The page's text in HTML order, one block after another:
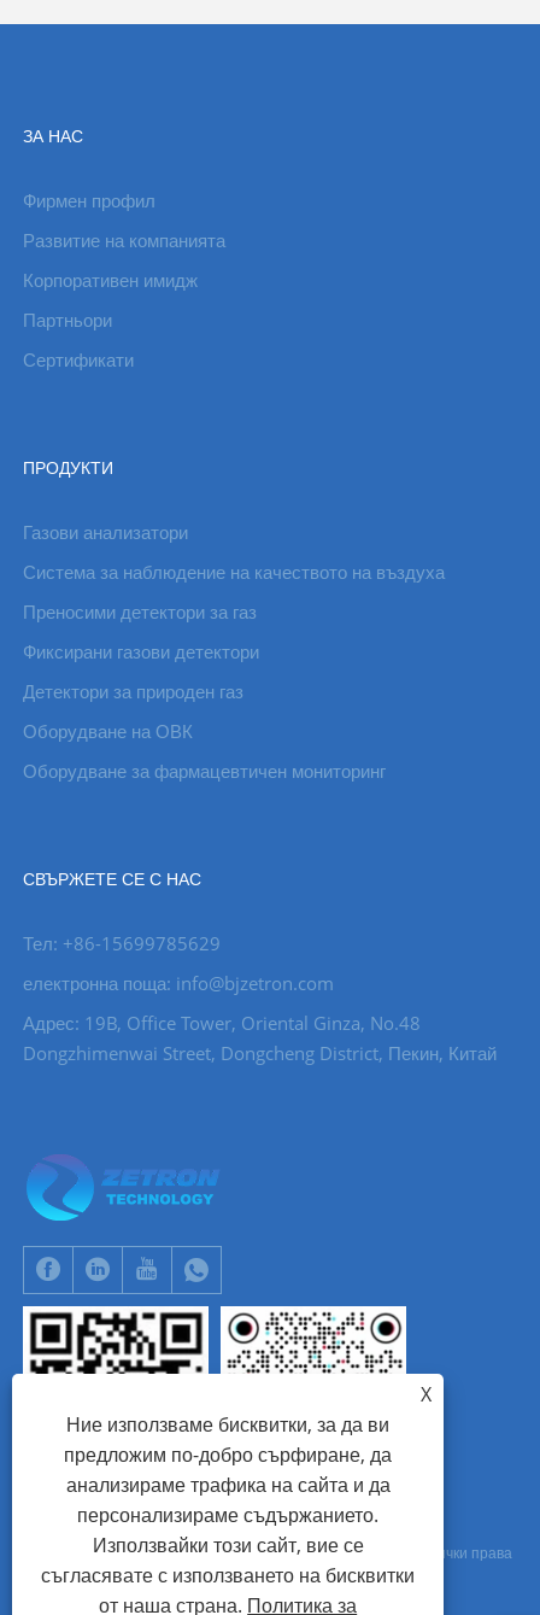
ЗА НАС
Фирмен профил
Развитие на компанията
Корпоративен имидж
Партньори
Сертификати
ПРОДУКТИ
Газови анализатори
Система за наблюдение на качеството на въздуха
Преносими детектори за газ
Фиксирани газови детектори
Детектори за природен газ
Оборудване на ОВК
Оборудване за фармацевтичен мониторинг
СВЪРЖЕТЕ СЕ С НАС
Тел: +86-15699785629
електронна поща: info@bjzetron.com
Адрес: 19B, Office Tower, Oriental Ginza, No.48
Dongzhimenwai Street, Dongcheng District, Пекин, Китай
WhatsApp Tik Tok
Авторско право © 2024 Beijing Zetron Technology Co., Ltd. Всички права
X
Ние използваме бисквитки, за да ви
предложим по-добро сърфиране, да
анализираме трафика на сайта и да
персонализираме съдържанието.
Използвайки този сайт, вие се
съгласявате с използването на бисквитки
от наша страна. Политика за